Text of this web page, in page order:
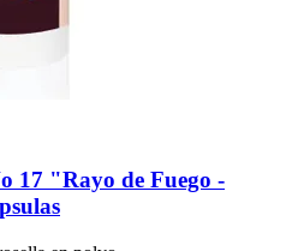
17 "Rayo de Fuego -​